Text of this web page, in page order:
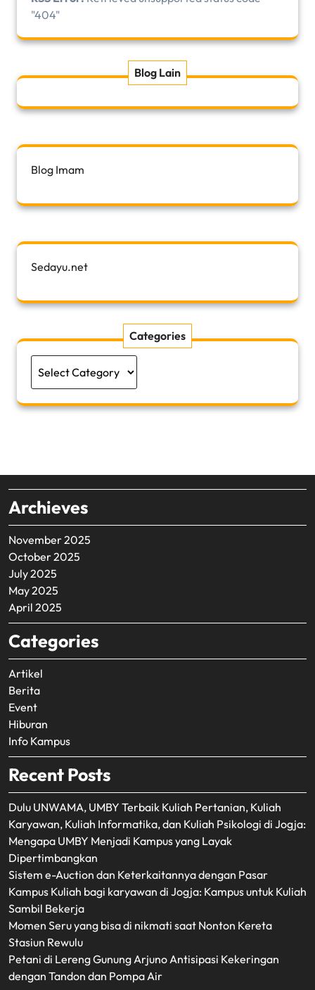
"404"
Blog Lain
Blog Imam
Sedayu.net
Categories
Archieves
November 2025
October 2025
July 2025
May 2025
April 2025
Categories
Artikel
Berita
Event
Hiburan
Info Kampus
Recent Posts
Dulu UNWAMA, UMBY Terbaik Kuliah Pertanian, Kuliah
Karyawan, Kuliah Informatika, dan Kuliah Psikologi di Jogja:
Mengapa UMBY Menjadi Kampus yang Layak
Dipertimbangkan
Sistem e-Auction dan Keterkaitannya dengan Pasar
Kampus Kuliah bagi karyawan di Jogja: Kampus untuk Kuliah
Sambil Bekerja
Momen Seru yang bisa di nikmati saat Nonton Kereta
Stasiun Rewulu
Petani di Lereng Gunung Arjuno Antisipasi Kekeringan
dengan Tandon dan Pompa Air